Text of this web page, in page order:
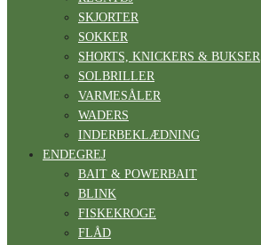
SKJORTER
SOKKER
SHORTS, KNICKERS & BUKSER
SOLBRILLER
VARMESÅLER
WADERS
INDERBEKLÆDNING
ENDEGREJ
BAIT & POWERBAIT
BLINK
FISKEKROGE
FLÅD